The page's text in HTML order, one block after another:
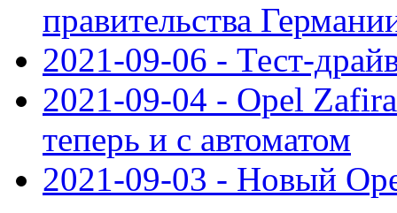
правительства
2021-09-06 - Тест-
2021-09-04 - Opel
теперь и с автоматом
2021-09-03 - Новый